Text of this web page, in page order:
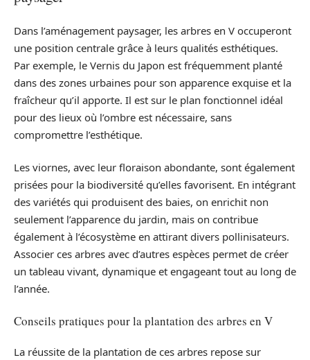
Dans l’aménagement paysager, les arbres en V occuperont
une position centrale grâce à leurs qualités esthétiques.
Par exemple, le Vernis du Japon est fréquemment planté
dans des zones urbaines pour son apparence exquise et la
fraîcheur qu’il apporte. Il est sur le plan fonctionnel idéal
pour des lieux où l’ombre est nécessaire, sans
compromettre l’esthétique.
Les viornes, avec leur floraison abondante, sont également
prisées pour la biodiversité qu’elles favorisent. En intégrant
des variétés qui produisent des baies, on enrichit non
seulement l’apparence du jardin, mais on contribue
également à l’écosystème en attirant divers pollinisateurs.
Associer ces arbres avec d’autres espèces permet de créer
un tableau vivant, dynamique et engageant tout au long de
l’année.
Conseils pratiques pour la plantation des arbres en V
La réussite de la plantation de ces arbres repose sur